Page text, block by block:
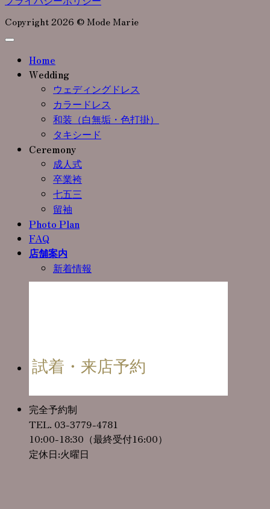
Copyright 2026 © Mode Marie
Home
Wedding
ウェディングドレス
カラードレス
和装（白無垢・色打掛）
タキシード
Ceremony
成人式
卒業袴
七五三
留袖
Photo Plan
FAQ
店舗案内
新着情報
試着・来店予約
完全予約制
TEL. 03-3779-4781
10:00-18:30（最終受付16:00）
定休日:火曜日